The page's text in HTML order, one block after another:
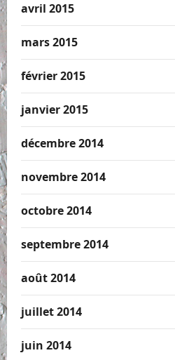
avril 2015
mars 2015
février 2015
janvier 2015
décembre 2014
novembre 2014
octobre 2014
septembre 2014
août 2014
juillet 2014
juin 2014